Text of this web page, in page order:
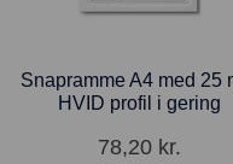
Snapramme A4 med 25
HVID profil i gering
78,20 kr.